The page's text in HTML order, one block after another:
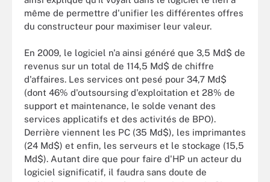
même de permettre d'unifier les différentes offres
du constructeur pour maximiser leur valeur.
En 2009, le logiciel n'a ainsi généré que 3,5 Md$ de
revenus sur un total de 114,5 Md$ de chiffre
d'affaires. Les services ont pesé pour 34,7 Md$
(dont 46% d'outsoursing d'exploitation et 28% de
support et maintenance, le solde venant des
services applicatifs et des activités de BPO).
Derrière viennent les PC (35 Md$), les imprimantes
(24 Md$) et enfin, les serveurs et le stockage (15,5
Md$). Autant dire que pour faire d'HP un acteur du
logiciel significatif, il faudra sans doute de